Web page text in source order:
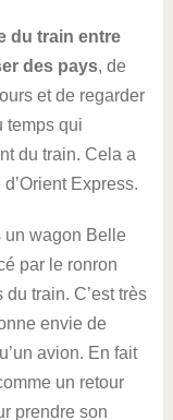
du train entre
des pays, de
et de regarder
temps qui
du train. Cela a
Express.
un wagon Belle
par le ronron
train. C’est très
envie de
avion. En fait
un retour
prendre son